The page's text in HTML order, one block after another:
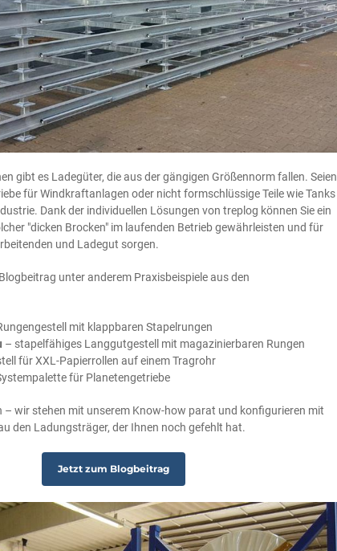
gibt es Ladegüter, die aus der gängigen Größennorm fallen. Seien
für Windkraftanlagen oder nicht formschlüssige Teile wie Tanks
Dank der individuellen Lösungen von treplog können Sie ein
"dicken Brocken" im laufenden Betrieb gewährleisten und für
und Ladegut sorgen.
unter anderem Praxisbeispiele aus den
mit klappbaren Stapelrungen
– stapelfähiges Langgutgestell mit magazinierbaren Rungen
für XXL-Papierrollen auf einem Tragrohr
für Planetengetriebe
– wir stehen mit unserem Know-how parat und konfigurieren mit
den Ladungsträger, der Ihnen noch gefehlt hat.
Jetzt zum Blogbeitrag